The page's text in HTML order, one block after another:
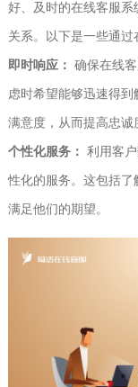
好、及时的在线客服系
关系。以下是一些通过
即时响应： 确保在线
虑时希望能够迅速得
满意度，从而提高忠诚
个性化服务： 利用客
性化的服务。这包括
满足他们的期望。